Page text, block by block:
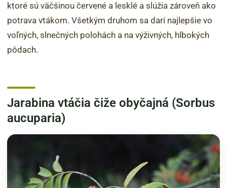
ktoré sú väčšinou červené a lesklé a slúžia zároveň ako
potrava vtákom. Všetkým druhom sa darí najlepšie vo
voľných, slnečných polohách a na výživných, hlbokých
pôdach.
Jarabina vtáčia čiže obyčajná (Sorbus
aucuparia)